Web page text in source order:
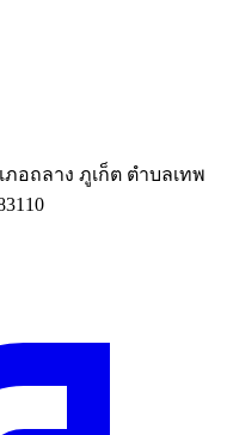
อถลาง ภูเก็ต ตำบลเทพ